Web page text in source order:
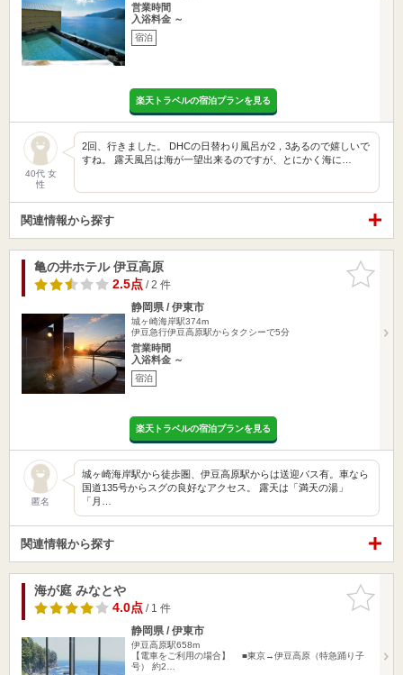
営業時間
入浴料金 ～
宿泊
楽天トラベルの宿泊プランを見る
40代 女
性
2回、行きました。 DHCの日替わり風呂が2，3あるので嬉しいで
すね。 露天風呂は海が一望出来るのですが、とにかく海に…
関連情報から探す
お気に入
りに追加
亀の井ホテル 伊豆高原
2.5点/ 2 件
静岡県 / 伊東市
城ヶ崎海岸駅374m
伊豆急行伊豆高原駅からタクシーで5分
営業時間
入浴料金 ～
宿泊
楽天トラベルの宿泊プランを見る
匿名
城ヶ崎海岸駅から徒歩圏、伊豆高原駅からは送迎バス有。車なら
国道135号からスグの良好なアクセス。 露天は「満天の湯」
「月…
関連情報から探す
お気に入
りに追加
海が庭 みなとや
4.0点/ 1 件
静岡県 / 伊東市
伊豆高原駅658m
【電車をご利用の場合】 ■東京→伊豆高原（特急踊り子
号） 約2…